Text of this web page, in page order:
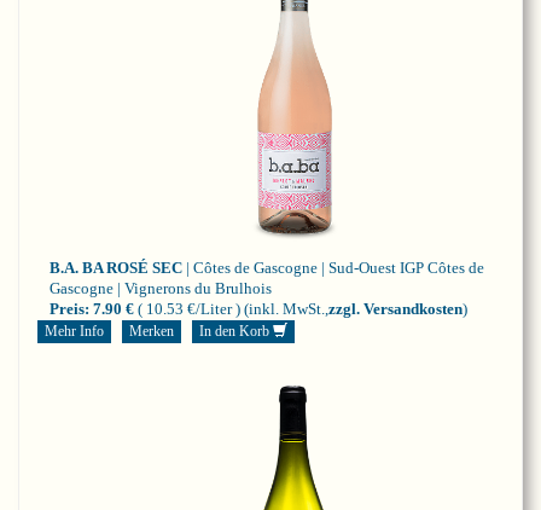
B.A. BA ROSÉ SEC | Côtes de Gascogne | Sud-Ouest IGP Côtes de
Gascogne | Vignerons du Brulhois
Preis: 7.90 € ( 10.53 €/Liter ) (inkl. MwSt.,zzgl. Versandkosten)
Mehr Info Merken In den Korb